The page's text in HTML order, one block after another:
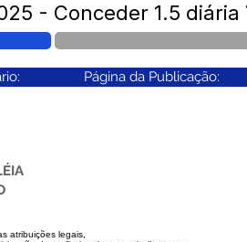
- Conceder 1.5
Página da Publicação:
atribuições legais,